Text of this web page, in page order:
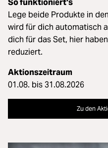
So funktioniert's
Lege beide Produkte in
wird für dich automatisch
dich für das Set, hier
reduziert.
Aktionszeitraum
01.08. bis 31.08.2026
Zu den